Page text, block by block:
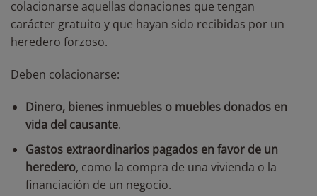
colacionarse aquellas donaciones que tengan
carácter gratuito y que hayan sido recibidas por un
heredero forzoso.
Deben colacionarse:
Dinero, bienes inmuebles o muebles donados en
vida del causante.
Gastos extraordinarios pagados en favor de un
heredero, como la compra de una vivienda o la
financiación de un negocio.